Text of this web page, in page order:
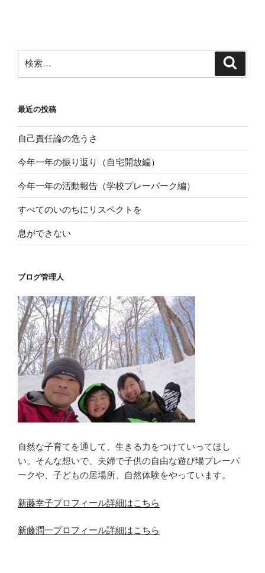
索:
最近の投稿
自己責任論の危うさ
今年一年の振り返り（自宅開放編）
今年一年の活動報告（学校プレーパーク編）
すべてのいのちにリスペクトを
息ができない
ブログ管理人
自然な子育てを通して、生きる力をつけていってほし
い。そんな想いで、夫婦で子供の自由な遊び場プレーパ
ークや、子どもの居場所、自然体験をやっています。
新藤幸子プロフィール詳細はこちら
新藤潤一プロフィール詳細はこちら